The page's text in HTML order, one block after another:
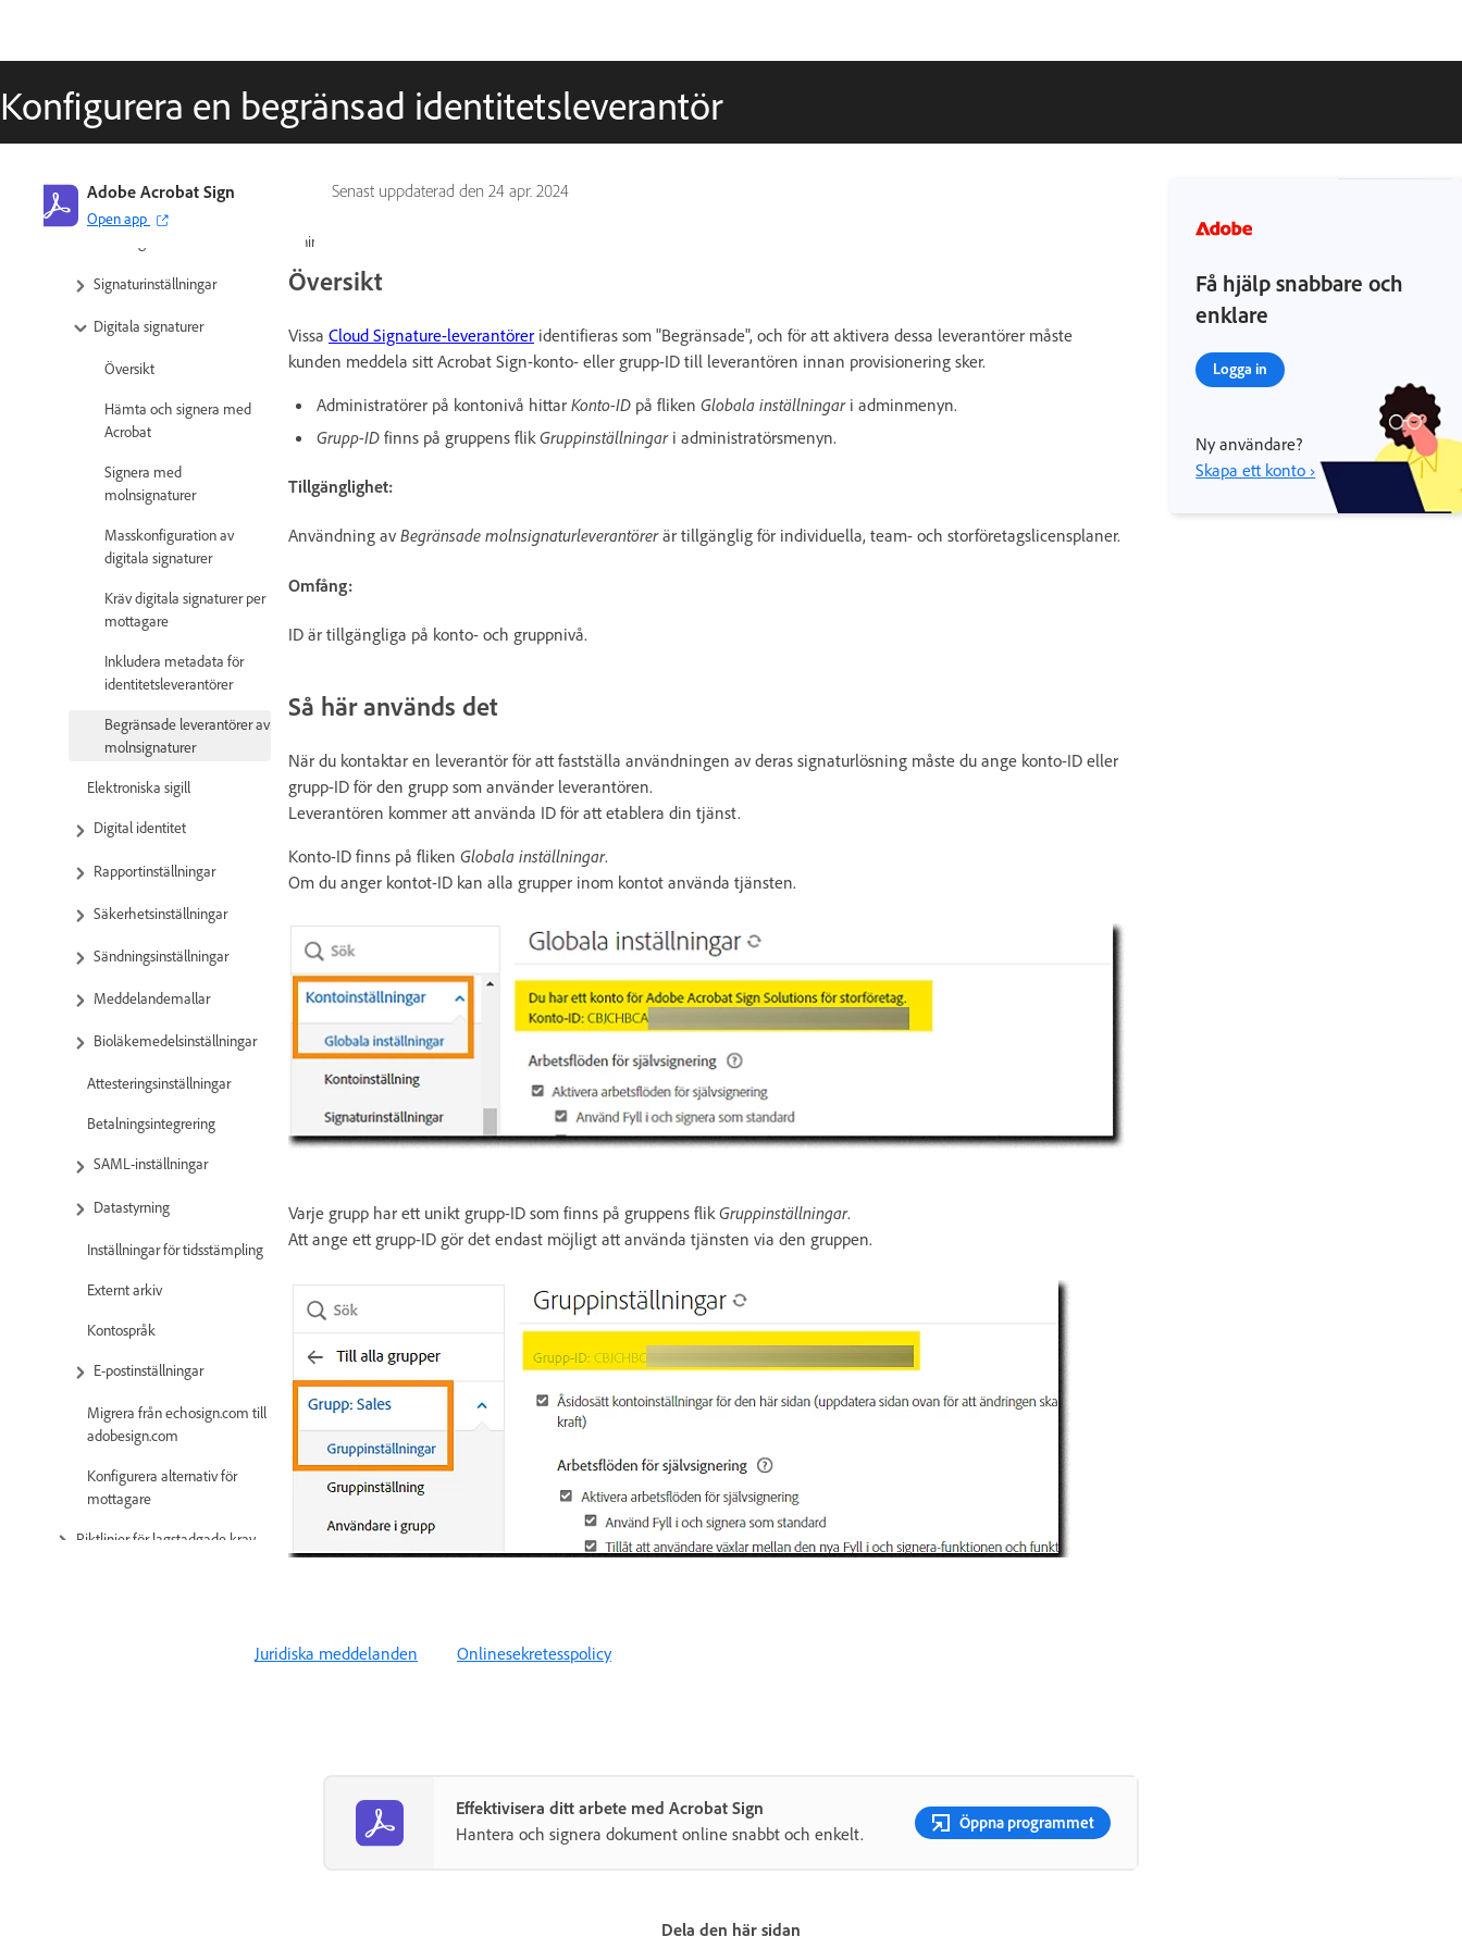
Konfigurera en begränsad identitetsleverantör
Senast uppdaterad den 24 apr. 2024
Adobe Acrobat Sign
Open app
Konto-/gruppinställningar
Globala inställningar
Kontokonfiguration/varumärkesinställningar
Signaturinställningar
Digitala signaturer
Översikt
Hämta och signera med
Acrobat
Signera med
molnsignaturer
Masskonfiguration av
digitala signaturer
Kräv digitala signaturer per
mottagare
Inkludera metadata för
identitetsleverantörer
Begränsade leverantörer av
molnsignaturer
Elektroniska sigill
Digital identitet
Rapportinställningar
Säkerhetsinställningar
Sändningsinställningar
Meddelandemallar
Bioläkemedelsinställningar
Attesteringsinställningar
Betalningsintegrering
SAML-inställningar
Datastyrning
Inställningar för tidsstämpling
Externt arkiv
Kontospråk
E-postinställningar
Migrera från echosign.com till
adobesign.com
Konfigurera alternativ för
mottagare
Riktlinjer för lagstadgade krav
Översikt
Vissa Cloud Signature-leverantörer identifieras som "Begränsade", och för att aktivera dessa leverantörer måste
kunden meddela sitt Acrobat Sign-konto- eller grupp-ID till leverantören innan provisionering sker.
Administratörer på kontonivå hittar Konto-ID på fliken Globala inställningari adminmenyn.
Grupp-ID finns på gruppens flik Gruppinställningar i administratörsmenyn.
Tillgänglighet:
Användning av Begränsade molnsignaturleverantörerär tillgänglig för individuella, team- och storföretagslicensplaner.
Omfång:
ID är tillgängliga på konto- och gruppnivå.
Så här används det
När du kontaktar en leverantör för att fastställa användningen av deras signaturlösning måste du ange konto-ID eller
grupp-ID för den grupp som använder leverantören.
Leverantören kommer att använda ID för att etablera din tjänst.
Konto-ID finns på fliken Globala inställningar.
Om du anger kontot-ID kan alla grupper inom kontot använda tjänsten.
Varje grupp har ett unikt grupp-ID som finns på gruppens flikGruppinställningar.
Att ange ett grupp-ID gör det endast möjligt att använda tjänsten via den gruppen.
Få hjälp snabbare och
enklare
Logga in
Ny användare?
Skapa ett konto ›
Juridiska meddelanden Onlinesekretesspolicy
Effektivisera ditt arbete med Acrobat Sign
Hantera och signera dokument online snabbt och enkelt.
Öppna programmet
Dela den här sidan